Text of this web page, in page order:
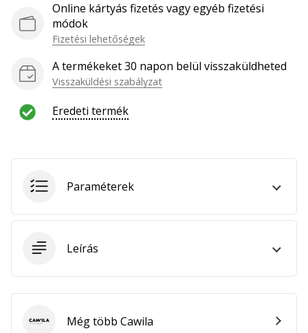
vagy,
mint
Csatlakozz
hozzánk
márkanagykövetként.
Online kártyás fizetés vagy egyéb fizetési
módok
Fizetési lehetőségek
A termékeket 30 napon belül visszaküldheted
Visszaküldési szabályzat
Eredeti termék
Paraméterek
Leírás
CawilaMég több Cawila